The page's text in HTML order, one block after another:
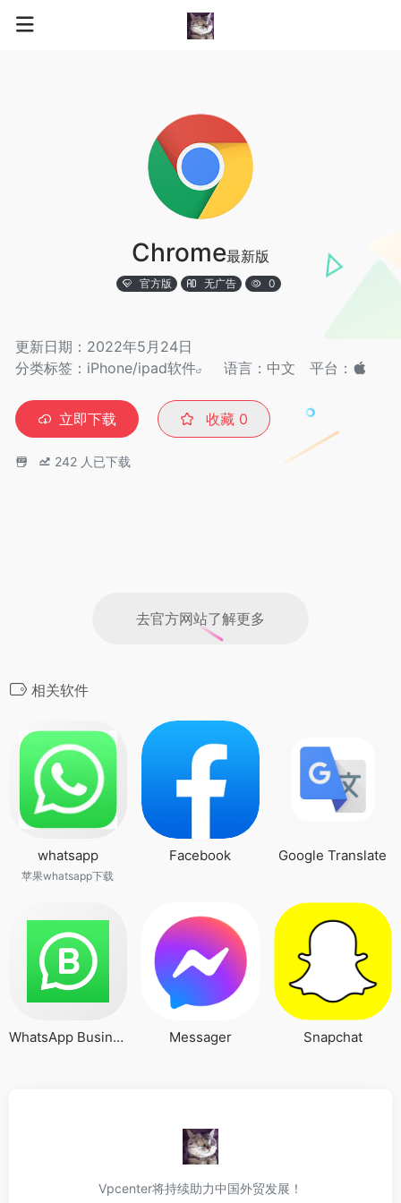
Chrome最新版
官方版 无广告 0
更新日期：2022年5月24日
分类标签： iPhone/ipad软件 语言：中文 平台：
立即下载 收藏 0
242 人已下载
去官方网站了解更多
相关软件
whatsapp
苹果whatsapp下载
Facebook Google Translate
WhatsApp Business Messager Snapchat
Vpcenter将持续助力中国外贸发展！